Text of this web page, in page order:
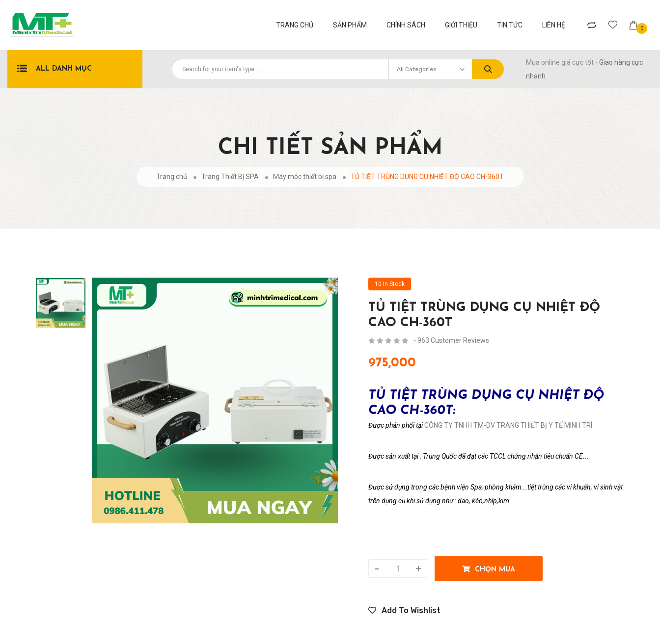
TRANG CHỦ SẢN PHẨM CHÍNH SÁCH GIỚI THIỆU TIN TỨC LIÊN HỆ 0
ALL DANH MỤC
Mua online giá cực tốt - Giao hàng cực
nhanh
CHI TIẾT SẢN PHẨM
Trang chủ Trang Thiết Bị SPA Máy móc thiết bị spa TỦ TIỆT TRÙNG DỤNG CỤ NHIỆT ĐỘ CAO CH-360T
10 In Stock
TỦ TIỆT TRÙNG DỤNG CỤ NHIỆT ĐỘ
CAO CH-360T
- 963 Customer Reviews
975,000
TỦ TIỆT TRÙNG DỤNG CỤ NHIỆT ĐỘ
CAO CH-360T:
Được phân phối tạiCÔNG TY TNHH TM-DV TRANG THIẾT BỊ Y TẾ MINH TRÍ
Được sản xuất tại : Trung Quốc đã đạt các TCCL chứng nhận tiêu chuẩn CE...
Được sử dụng trong các bệnh viện Spa, phòng khám...tiệt trùng các vi khuẩn, vi sinh vật
trên dụng cụ khi sử dụng như : dao, kéo,nhíp,kim...
- + CHỌN MUA
Add To Wishlist